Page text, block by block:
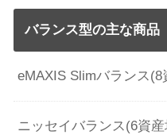
バランス型の主な商品
eMAXIS Slimバランス(8
ニッセイバランス(6資